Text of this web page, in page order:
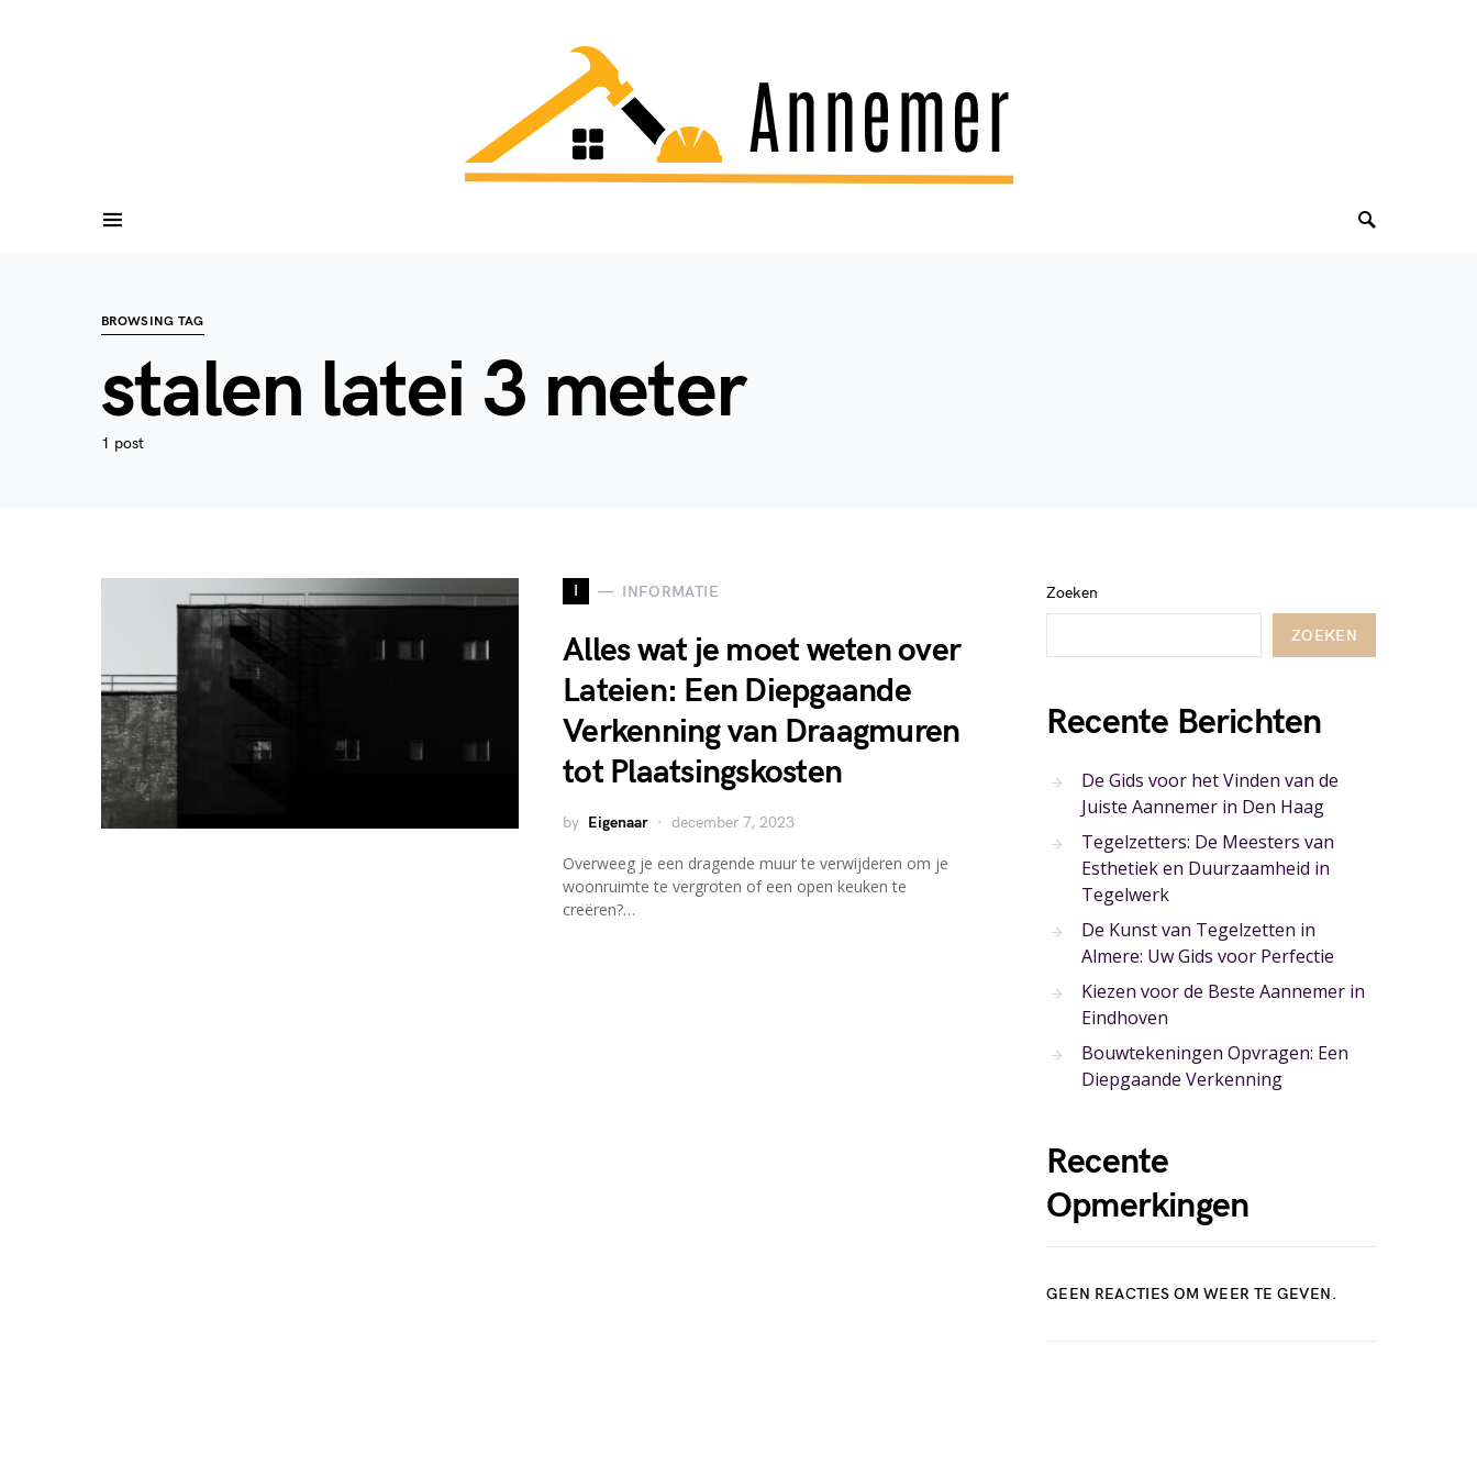
BROWSING TAG
stalen latei 3 meter
1 post
I INFORMATIE
Alles wat je moet weten over
Lateien: Een Diepgaande
Verkenning van Draagmuren
tot Plaatsingskosten
by Eigenaar december 7, 2023
Overweeg je een dragende muur te verwijderen om je
woonruimte te vergroten of een open keuken te
creëren?…
Zoeken
ZOEKEN
Recente Berichten
De Gids voor het Vinden van de
Juiste Aannemer in Den Haag
Tegelzetters: De Meesters van
Esthetiek en Duurzaamheid in
Tegelwerk
De Kunst van Tegelzetten in
Almere: Uw Gids voor Perfectie
Kiezen voor de Beste Aannemer in
Eindhoven
Bouwtekeningen Opvragen: Een
Diepgaande Verkenning
Recente
Opmerkingen
GEEN REACTIES OM WEER TE GEVEN.